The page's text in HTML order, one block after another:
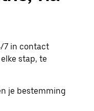
7 in contact
stap, te
je bestemming